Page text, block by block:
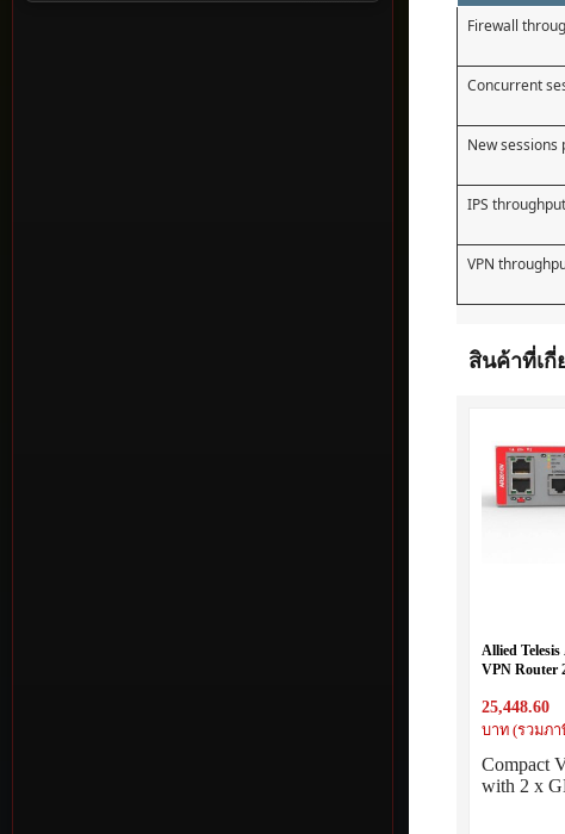
Firewall
Concurrent
New sessions
IPS throughput
VPN
สินค้าที่เกี่
Allied
VPN Router
25,448.60
บาท (รวมภา
Compact
with 2 x